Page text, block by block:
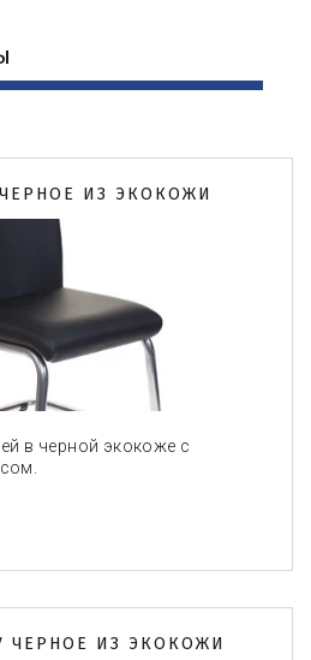
ИЗ ЭКОКОЖИ
в черной экокоже с
ЧЕРНОЕ ИЗ ЭКОКОЖИ